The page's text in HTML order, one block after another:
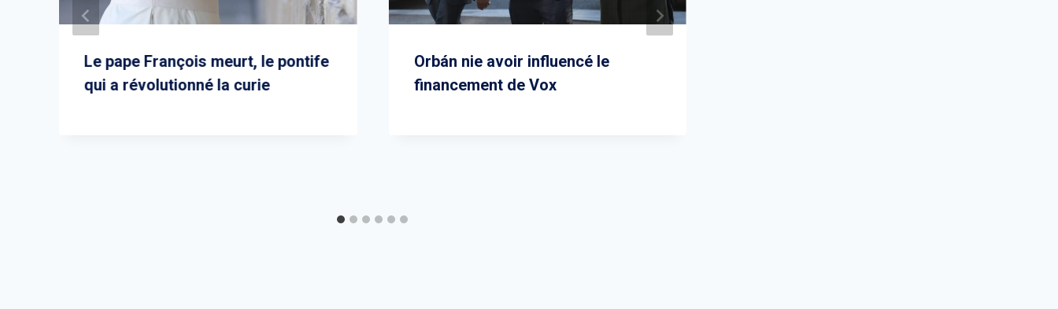
Le pape François meurt, le pontife
qui a révolutionné la curie
Orbán nie avoir influencé le
financement de Vox